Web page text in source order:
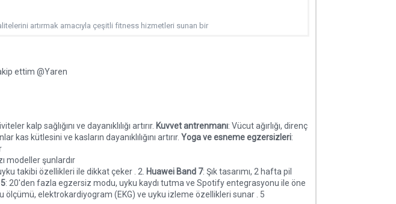
artırmak amacıyla çeşitli fitness hizmetleri sunan bir
ettim @Yaren
kalp sağlığını ve dayanıklılığı artırır. Kuvvet antrenmanı: Vücut ağırlığı, direnç
kas kütlesini ve kasların dayanıklılığını artırır. Yoga ve esneme egzersizleri:
modeller şunlardır
takibi özellikleri ile dikkat çeker . 2. Huawei Band 7: Şık tasarımı, 2 hafta pil
: 20'den fazla egzersiz modu, uyku kaydı tutma ve Spotify entegrasyonu ile öne
ölçümü, elektrokardiyogram (EKG) ve uyku izleme özellikleri sunar . 5